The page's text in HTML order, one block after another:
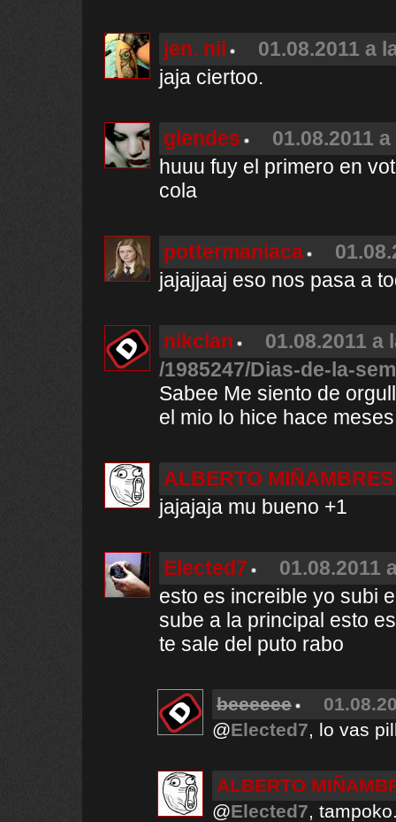
jen. nii
01.08.2011 a
jaja ciertoo.
glendes
01.08.2011
huuu fuy el primero en
cola
pottermaniaca
jajajjaaj eso nos pasa a
nikclan
01.08.2011 a
/1985247/Dias-de-la-
Sabee Me siento de
el mio lo hice hace
ALBERTO MIÑAMBRES
jajajaja mu bueno +1
Elected7
01.08.2011
esto es increible yo subi
sube a la principal esto
te sale del puto rabo
beeeeee
@Elected7, lo vas
ALBERTO
@Elected7,